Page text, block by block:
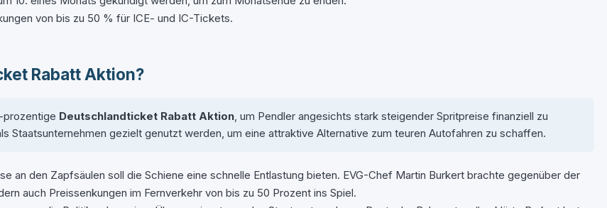
von bis zu 50 % für ICE- und IC-Tickets.
Rabatt Aktion?
prozentige Deutschlandticket Rabatt Aktion, um Pendler angesichts stark steigender Spritpreise finanziell zu
Staatsunternehmen gezielt genutzt werden, um eine attraktive Alternative zum teuren Autofahren zu schaffen.
an den Zapfsäulen soll die Schiene eine schnelle Entlastung bieten. EVG-Chef Martin Burkert brachte gegenüber der
auch Preissenkungen im Fernverkehr von bis zu 50 Prozent ins Spiel.